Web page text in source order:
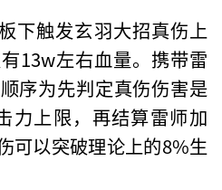
下触发玄羽大招真伤上
13w左右血量。携带雷
序为先判定真伤伤害是
力上限，再结算雷师加
可以突破理论上的8%生